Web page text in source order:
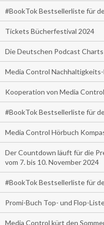
#BookTok Bestsellerliste für
Tickets Bücherfestival 2024
Die Deutschen Podcast Charts
Media Control
Kooperation von Media
#BookTok Bestsellerliste für
Media Control Hörbuch
Der Countdown läuft für die
vom 7. bis 10. November 2024
#BookTok Bestsellerliste für
Promi-Buch Top- und Flop-
Media Control kürt den